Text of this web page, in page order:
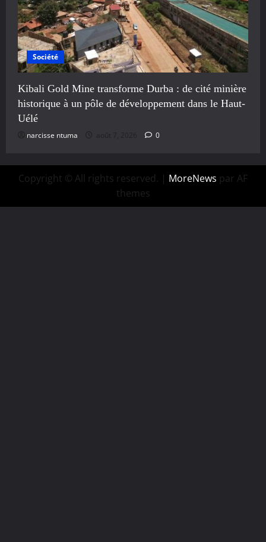
Société
Kibali Gold Mine transforme Durba : de cité minière
historique à un pôle de développement dans le Haut-
Uélé
narcisse ntuma août 7, 2026 0
Copyright © All rights reserved. | MoreNews par AF
themes